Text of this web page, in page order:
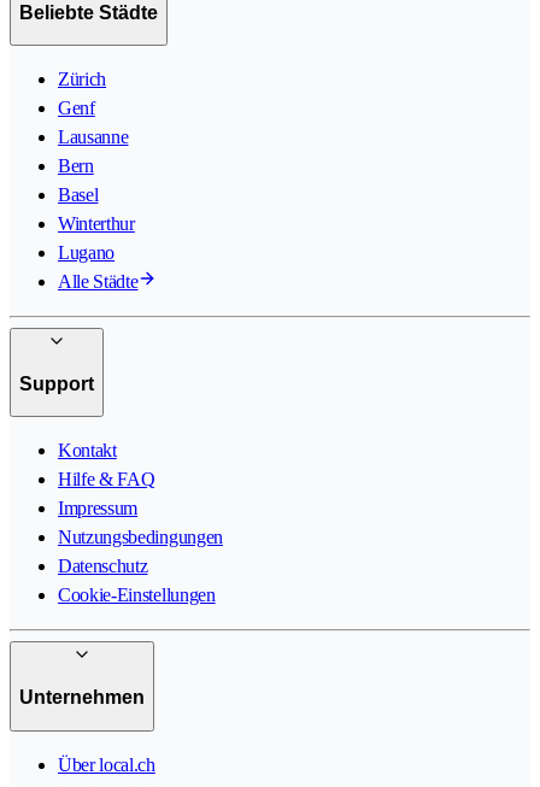
Beliebte Städte
Zürich
Genf
Lausanne
Bern
Basel
Winterthur
Lugano
Alle Städte
Support
Kontakt
Hilfe & FAQ
Impressum
Nutzungsbedingungen
Datenschutz
Cookie-Einstellungen
Unternehmen
Über local.ch